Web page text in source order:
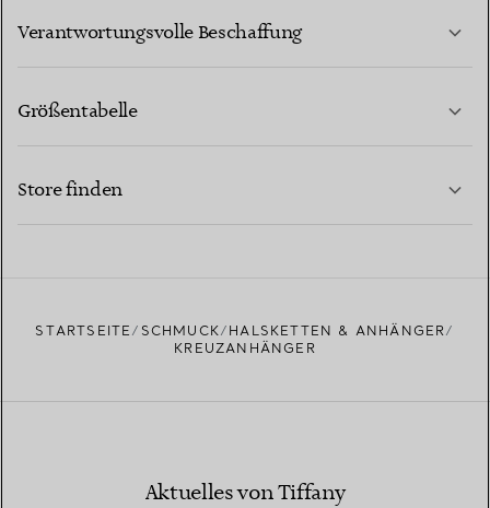
Verantwortungsvolle Beschaffung
Größentabelle
Store finden
STARTSEITE SCHMUCK
HALSKETTEN & ANHÄNGER
KREUZANHÄNGER
Aktuelles von Tiffany